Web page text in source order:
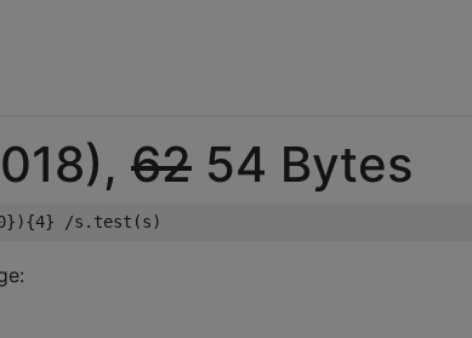
62 54 Bytes